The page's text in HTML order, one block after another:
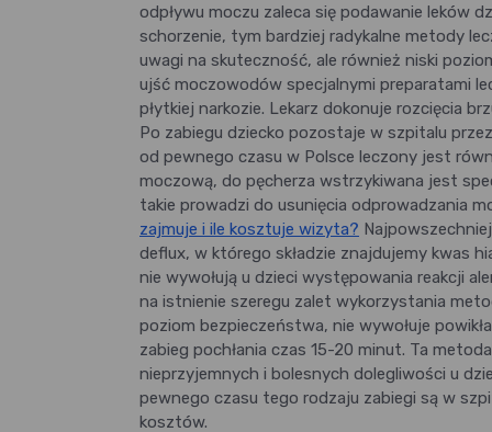
odpływu moczu zaleca się podawanie leków
schorzenie, tym bardziej radykalne metody
uwagi na skuteczność, ale również niski
ujść moczowodów specjalnymi preparatami
płytkiej narkozie. Lekarz dokonuje rozcięcia
Po zabiegu dziecko pozostaje w szpitalu
od pewnego czasu w Polsce leczony jest
moczową, do pęcherza wstrzykiwana jest
takie prowadzi do usunięcia odprowadzania
zajmuje i ile kosztuje wizyta?
deflux, w którego składzie znajdujemy kwas
nie wywołują u dzieci występowania reakcji
na istnienie szeregu zalet wykorzystania
poziom bezpieczeństwa, nie wywołuje
zabieg pochłania czas 15-20 minut. Ta
nieprzyjemnych i bolesnych dolegliwości u
pewnego czasu tego rodzaju zabiegi są w
kosztów.